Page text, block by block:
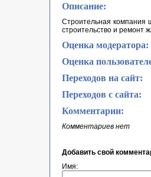
Описание:
Строительная компания
строительство и ремонт
Оценка модератора:
Оценка
Переходов на сайт:
Переходов с сайта:
Комментарии:
Комментариев нет
Добавить свой
Имя: